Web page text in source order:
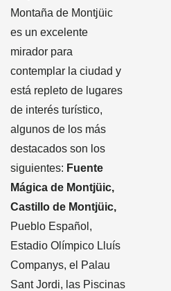
Montaña de Montjüic
es un excelente
mirador para
contemplar la ciudad y
está repleto de lugares
de interés turístico,
algunos de los más
destacados son los
siguientes: Fuente
Mágica de Montjüic,
Castillo de Montjüic,
Pueblo Español,
Estadio Olímpico Lluís
Companys, el Palau
Sant Jordi, las Piscinas